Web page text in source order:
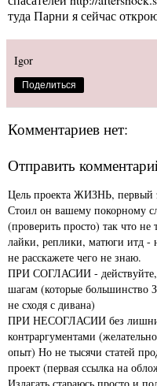
туда Парни я сейчас
Igor
Поделиться
Комментариев нет:
Отправить
Цель проекта ЖИЗНЬ, первый
Стоил он вашему покорному
(проверить просто) так что не
лайки, реплики, матюги итд -
не расскажете чего не знаю.
ПРИ СОГЛАСИИ - действуйте,
шагам (которые большинство
не сходя с дивана)
ПРИ НЕСОГЛАСИИ без
контраргументами
опыт) Но не тысячи статей
проект (первая ссылка на